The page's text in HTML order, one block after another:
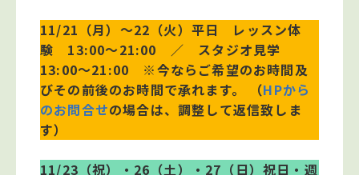
11/21（月）～22（火）平日 レッスン体
験 13:00～21:00 ／ スタジオ見学
13:00～21:00
※今ならご希望のお時間及
びその前後のお時間で承れます。 （HPから
のお問合せの場合は、調整して返信致しま
す）
11/23（祝）・26（土）・27（日）祝日・週